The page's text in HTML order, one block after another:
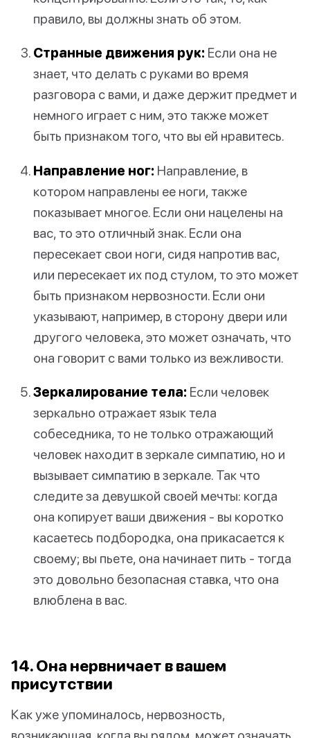
правило, вы должны знать об этом.
Странные движения рук: Если она не
знает, что делать с руками во время
разговора с вами, и даже держит предмет и
немного играет с ним, это также может
быть признаком того, что вы ей нравитесь.
Направление ног: Направление, в
котором направлены ее ноги, также
показывает многое. Если они нацелены на
вас, то это отличный знак. Если она
пересекает свои ноги, сидя напротив вас,
или пересекает их под стулом, то это может
быть признаком нервозности. Если они
указывают, например, в сторону двери или
другого человека, это может означать, что
она говорит с вами только из вежливости.
Зеркалирование тела: Если человек
зеркально отражает язык тела
собеседника, то не только отражающий
человек находит в зеркале симпатию, но и
вызывает симпатию в зеркале. Так что
следите за девушкой своей мечты: когда
она копирует ваши движения - вы коротко
касаетесь подбородка, она прикасается к
своему; вы пьете, она начинает пить - тогда
это довольно безопасная ставка, что она
влюблена в вас.
14. Она нервничает в вашем
присутствии
Как уже упоминалось, нервозность,
возникающая, когда вы рядом, может означать,